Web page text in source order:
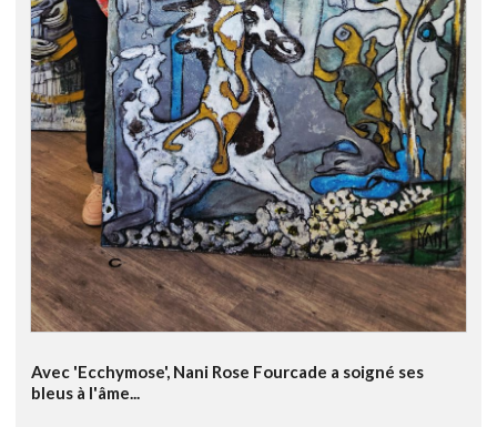
Avec 'Ecchymose', Nani Rose Fourcade a soigné ses
bleus à l'âme...